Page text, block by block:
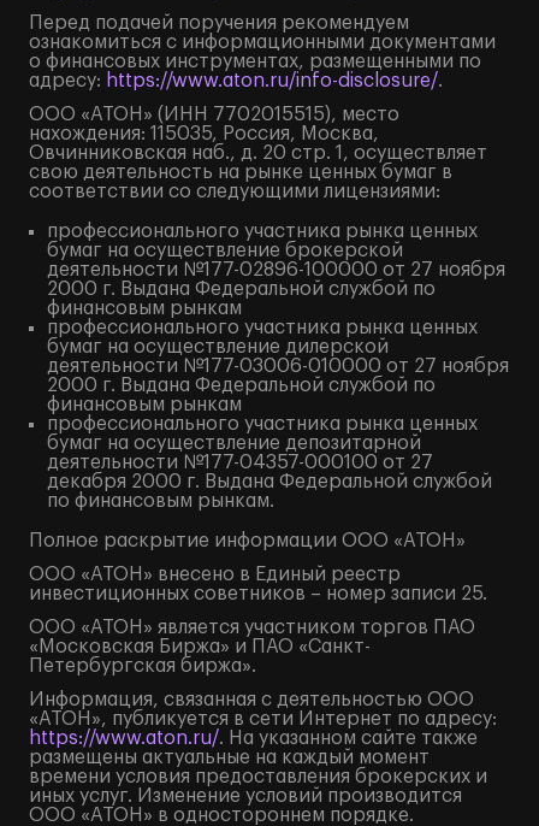
Перед подачей поручения рекомендуем
ознакомиться с информационными документами
о финансовых инструментах, размещенными по
адресу: https://www.aton.ru/info-disclosure/.
ООО «АТОН» (ИНН 7702015515), место
нахождения: 115035, Россия, Москва,
Овчинниковская наб., д. 20 стр. 1, осуществляет
свою деятельность на рынке ценных бумаг в
соответствии со следующими лицензиями:
профессионального участника рынка ценных
бумаг на осуществление брокерской
деятельности №177-02896-100000 от 27 ноября
2000 г. Выдана Федеральной службой по
финансовым рынкам
профессионального участника рынка ценных
бумаг на осуществление дилерской
деятельности №177-03006-010000 от 27 ноября
2000 г. Выдана Федеральной службой по
финансовым рынкам
профессионального участника рынка ценных
бумаг на осуществление депозитарной
деятельности №177-04357-000100 от 27
декабря 2000 г. Выдана Федеральной службой
по финансовым рынкам.
Полное раскрытие информации ООО «АТОН»
ООО «АТОН» внесено в Единый реестр
инвестиционных советников – номер записи 25.
ООО «АТОН» является участником торгов ПАО
«Московская Биржа» и ПАО «Санкт-
Петербургская биржа».
Информация, связанная с деятельностью ООО
«АТОН», публикуется в сети Интернет по адресу:
https://www.aton.ru/. На указанном сайте также
размещены актуальные на каждый момент
времени условия предоставления брокерских и
иных услуг. Изменение условий производится
ООО «АТОН» в одностороннем порядке.